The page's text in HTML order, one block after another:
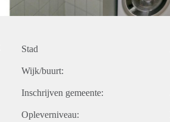
Stad
Wijk/buurt:
Inschrijven gemeente:
Opleverniveau: